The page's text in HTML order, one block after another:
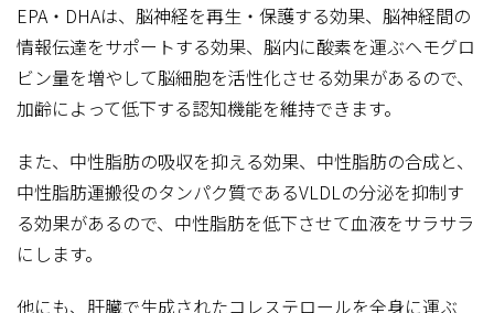
EPA・DHAは、脳神経を再生・保護する効果、脳神経間の
情報伝達をサポートする効果、脳内に酸素を運ぶヘモグロ
ビン量を増やして脳細胞を活性化させる効果があるので、
加齢によって低下する認知機能を維持できます。
また、中性脂肪の吸収を抑える効果、中性脂肪の合成と、
中性脂肪運搬役のタンパク質であるVLDLの分泌を抑制す
る効果があるので、中性脂肪を低下させて血液をサラサラ
にします。
他にも、肝臓で生成されたコレステロールを全身に運ぶ